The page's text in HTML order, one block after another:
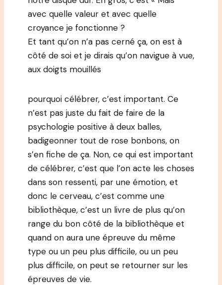
avec quelle valeur et avec quelle
croyance je fonctionne ?
Et tant qu’on n’a pas cerné ça, on est à
côté de soi et je dirais qu’on navigue à vue,
aux doigts mouillés
pourquoi célébrer, c’est important. Ce
n’est pas juste du fait de faire de la
psychologie positive à deux balles,
badigeonner tout de rose bonbons, on
s’en fiche de ça. Non, ce qui est important
de célébrer, c’est que l’on acte les choses
dans son ressenti, par une émotion, et
donc le cerveau, c’est comme une
bibliothèque, c’est un livre de plus qu’on
range du bon côté de la bibliothèque et
quand on aura une épreuve du même
type ou un peu plus difficile, ou un peu
plus difficile, on peut se retourner sur les
épreuves de vie.